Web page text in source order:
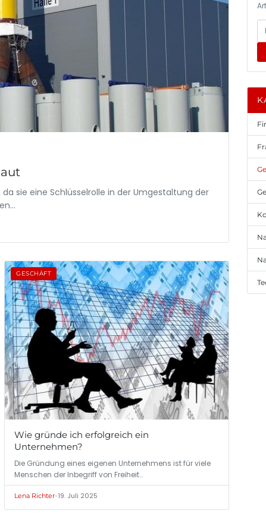
sie eine Schlüsselrolle in der Umgestaltung der
GESCHÄFT
Wie gründe ich erfolgreich ein
Unternehmen?
Die Gründung eines eigenen Unternehmens ist für viele
Menschen der Inbegriff von Freiheit…
Lena Richter•19. Juli 2025